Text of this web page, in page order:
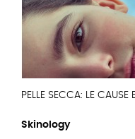
PELLE SECCA: LE CAUSE
Skinology